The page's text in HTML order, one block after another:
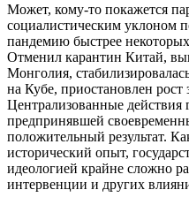
Может, кому-то покажется
социалистическим уклоном
пандемию быстрее
Отменил карантин Китай,
Монголия,
на Кубе, приостановлен
Централизованные действия
предпринявшей
положительный результат.
исторический опыт,
идеологией крайне сложно
интервенции и других